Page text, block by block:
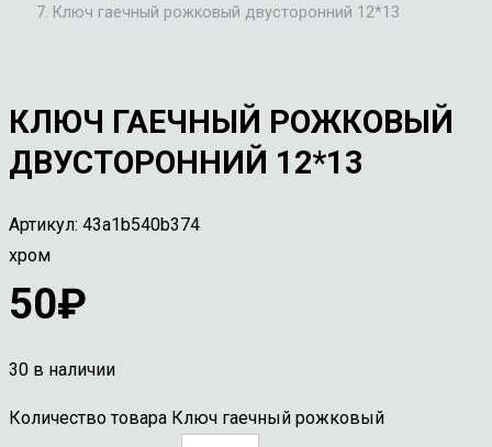
Ключ гаечный рожковый двусторонний 12*13
КЛЮЧ ГАЕЧНЫЙ РОЖКОВЫЙ
ДВУСТОРОННИЙ 12*13
Артикул: 43a1b540b374
хром
50₽
30 в наличии
Количество товара Ключ гаечный рожковый